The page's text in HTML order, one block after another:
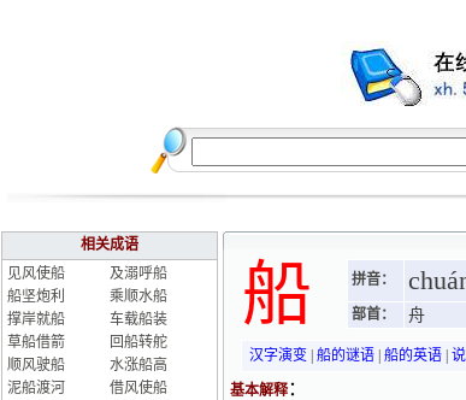
相关成语
见风使船
及溺呼船
船坚炮利
乘顺水船
撑岸就船
车载船装
草船借箭
回船转舵
顺风驶船
水涨船高
泥船渡河
借风使船
船 拼音：
部首： 舟
汉字演变 船的谜语| 船的英语|
基本解释：